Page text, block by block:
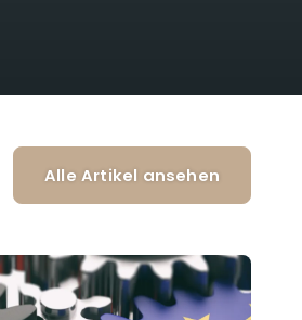
Alle Artikel ansehen